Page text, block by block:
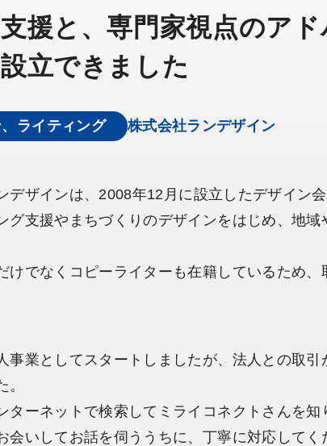
援と、専門家視点のア
立できました
ライティング 株式会社ランデザイン
デザインは、2008年12月に設立したデザイン会
グ支援やまちづくりのデザインをはじめ、地
けでなくコピーライターも在籍しているため
事業としてスタートしましたが、法人との取
。
ターネットで検索してミライコネクトさんを知
会いしてお話を伺ううちに、丁寧に対応して